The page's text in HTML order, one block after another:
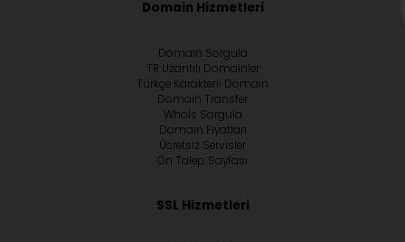
Domain Hizmetleri
Domain Sorgula
TR Uzantılı Domainler
Türkçe Karakterli Domain
Domain Transfer
Whoİs Sorgula
Domain Fiyatları
Ücretsiz Servisler
Ön Talep Sayfası
SSL Hizmetleri